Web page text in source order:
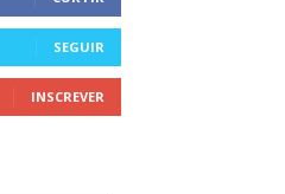
SEGUIR
INSCREVER